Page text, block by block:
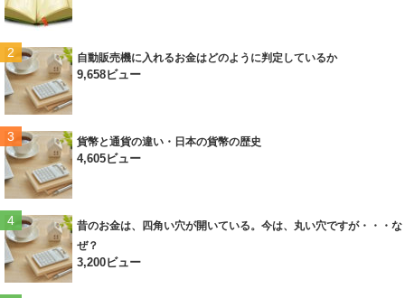
自動販売機に入れるお金はどのように判定しているか
9,658ビュー
貨幣と通貨の違い・日本の貨幣の歴史
4,605ビュー
昔のお金は、四角い穴が開いている。今は、丸い穴ですが・・・な
ぜ？
3,200ビュー